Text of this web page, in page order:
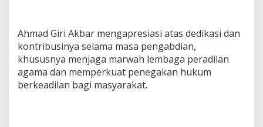
Ahmad Giri Akbar mengapresiasi atas dedikasi dan
kontribusinya selama masa pengabdian,
khususnya menjaga marwah lembaga peradilan
agama dan memperkuat penegakan hukum
berkeadilan bagi masyarakat.